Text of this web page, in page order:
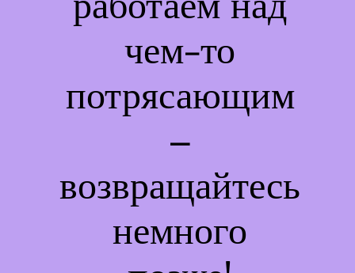
чем-то
потрясающим
–
возвращайтесь
немного